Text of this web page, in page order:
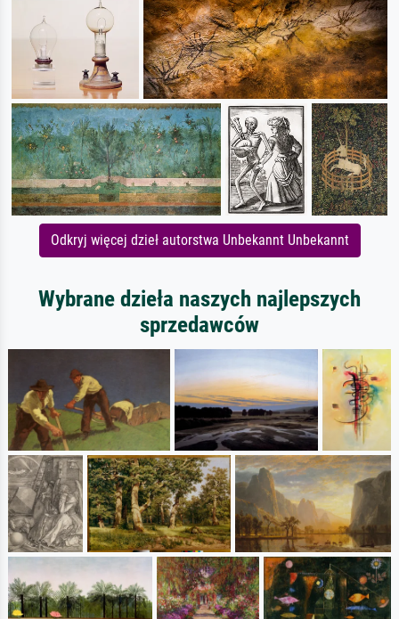
Odkryj więcej dzieł autorstwa Unbekannt Unbekannt
Wybrane dzieła naszych najlepszych
sprzedawców